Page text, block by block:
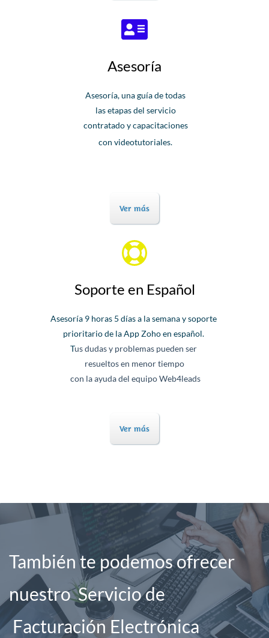
Asesoría
Asesoría, unaguíade todas
las etapasdel servicio
contratadoycapacitaciones
con videotutoriales.
Ver más
Soporte en Español
Asesoría 9 horas 5 días a lasemana y soporte
prioritariode la App Zoho en español.
Tus dudas y problemas pueden ser
resueltos en menor tiempo
con la ayuda del equipo Web4leads
Ver más
También te podemos ofrecer
nuestro Servicio de
Facturación Electrónica